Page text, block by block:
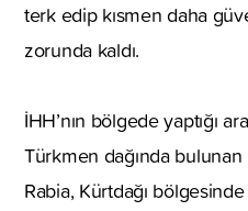
terk edip kısmen daha
zorunda kaldı.
İHH’nın bölgede yaptığı
Türkmen dağında
Rabia, Kürtdağı